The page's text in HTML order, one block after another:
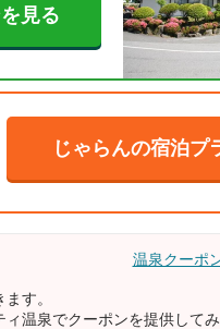
見る
じゃらんの宿泊プ
温泉クーポ
す。
温泉でクーポンを提供してみ